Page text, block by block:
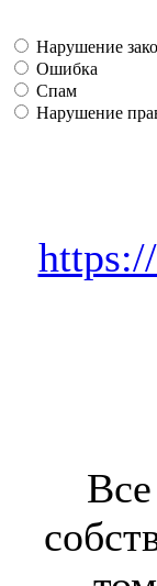
Нарушение
Ошибка
Спам
Нарушение